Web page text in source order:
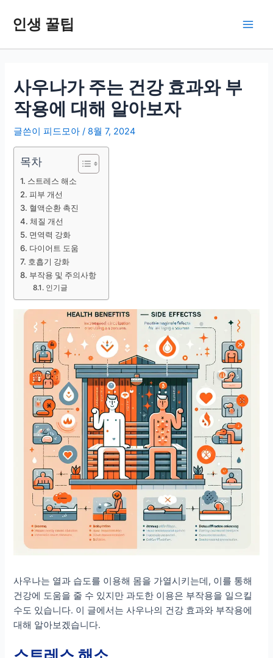
로
인생 꿀팁
사우나가 주는 건강 효과와 부
작용에 대해 알아보자
글쓴이 피드모아/ 8월 7, 2024
목차
스트레스 해소
피부 개선
혈액순환 촉진
체질 개선
면역력 강화
다이어트 도움
호흡기 강화
부작용 및 주의사항
인기글
사우나는 열과 습도를 이용해 몸을 가열시키는데, 이를 통해
건강에 도움을 줄 수 있지만 과도한 이용은 부작용을 일으킬
수도 있습니다. 이 글에서는 사우나의 건강 효과와 부작용에
대해 알아보겠습니다.